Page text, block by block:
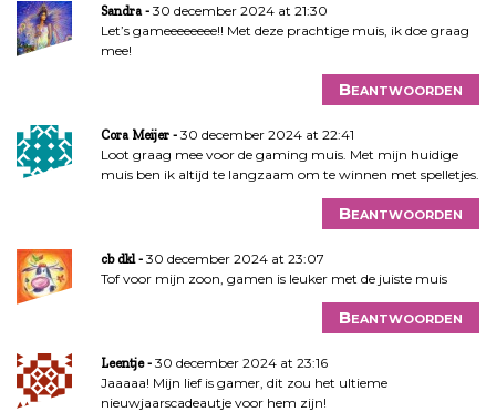
Sandra
30 december 2024 at 21:30
Let’s gameeeeeeee!! Met deze prachtige muis, ik doe graag
mee!
Beantwoorden
Cora Meijer
30 december 2024 at 22:41
Loot graag mee voor de gaming muis. Met mijn huidige
muis ben ik altijd te langzaam om te winnen met spelletjes.
Beantwoorden
cb dkl
30 december 2024 at 23:07
Tof voor mijn zoon, gamen is leuker met de juiste muis
Beantwoorden
Leentje
30 december 2024 at 23:16
Jaaaaa! Mijn lief is gamer, dit zou het ultieme
nieuwjaarscadeautje voor hem zijn!